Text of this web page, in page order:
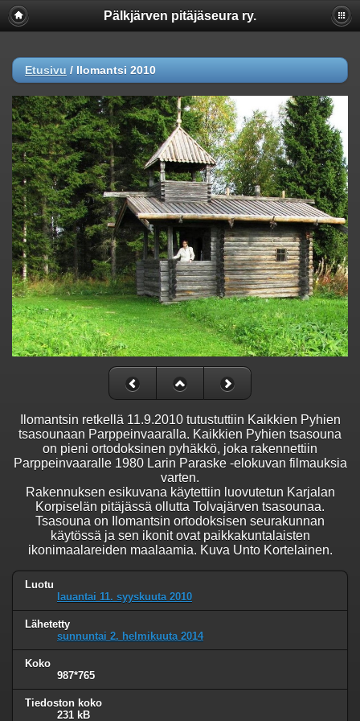
Pälkjärven pitäjäseura ry.
Etusivu / Ilomantsi 2010
Ilomantsin retkellä 11.9.2010 tutustuttiin Kaikkien Pyhien
tsasounaan Parppeinvaaralla. Kaikkien Pyhien tsasouna
on pieni ortodoksinen pyhäkkö, joka rakennettiin
Parppeinvaaralle 1980 Larin Paraske -elokuvan filmauksia
varten.
Rakennuksen esikuvana käytettiin luovutetun Karjalan
Korpiselän pitäjässä ollutta Tolvajärven tsasounaa.
Tsasouna on Ilomantsin ortodoksisen seurakunnan
käytössä ja sen ikonit ovat paikkakuntalaisten
ikonimaalareiden maalaamia. Kuva Unto Kortelainen.
Luotu
lauantai 11. syyskuuta 2010
Lähetetty
sunnuntai 2. helmikuuta 2014
Koko
987*765
Tiedoston koko
231 kB